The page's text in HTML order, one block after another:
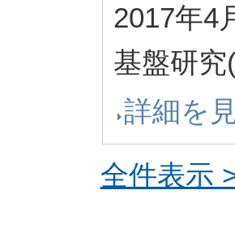
2017年4
基盤研究
詳細を
全件表示